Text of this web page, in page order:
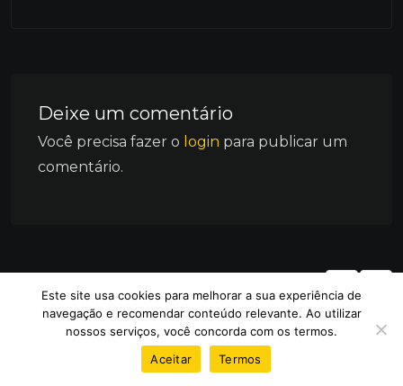
Deixe um comentário
Você precisa fazer o login para publicar um
comentário.
Artigos relacionados
Este site usa cookies para melhorar a sua experiência de
navegação e recomendar conteúdo relevante. Ao utilizar
nossos serviços, você concorda com os termos.
Aceitar
Termos